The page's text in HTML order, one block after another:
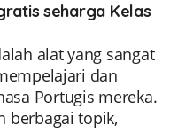
seharga Kelas
alat yang sangat
dan
Portugis mereka.
berbagai topik,